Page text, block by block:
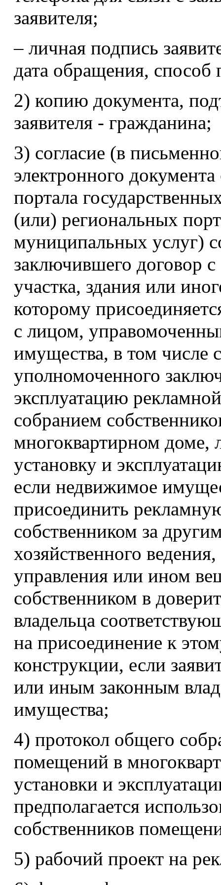
заявителя;
– личная подпись
дата обращения, способ
2) копию документа,
заявителя - гражданина;
3) согласие (в
электронного
портала
(или) региональных
муниципальных услуг)
заключившего договор
участка, здания или
которому
с лицом,
имущества, в том числе
уполномоченного
эксплуатацию
собранием
многоквартирном доме,
установку и
если недвижимое
присоединить
собственником за
хозяйственного
управления или ином
собственником в
владельца
на присоединение к
конструкции, если
или иным законным
имущества;
4) протокол общего
помещений в
установки и
предполагается
собственников
5) рабочий проект на